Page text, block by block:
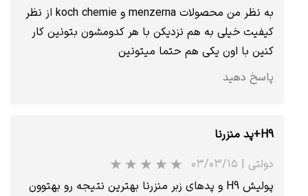
به نظر من محصولات menzerna و koch chemie از نظر
کیفیت خیلی به هم نزدیکن با هر کدومشون بتونین کار
کنین با اون یکی هم حتما میتونین
پاسخ دهید
H9+پد منزرنا
دولتی | ۰۳/۰۳/۱۵
پولیش H9 و پدهای زبر منزرنا بهترین نتیجه رو بهتوون